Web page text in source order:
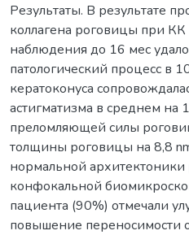
Результаты. В результате
коллагена роговицы при КК
наблюдения до 16 мес
патологический процесс в
кератоконуса
астигматизма в среднем
преломляющей силы
толщины роговицы на 8,8
нормальной
конфокальной
пациента (90%) отмечали
повышение переносимости